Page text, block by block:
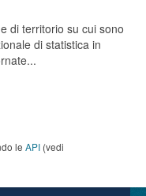
di territorio su cui sono
di statistica in
le API (vedi